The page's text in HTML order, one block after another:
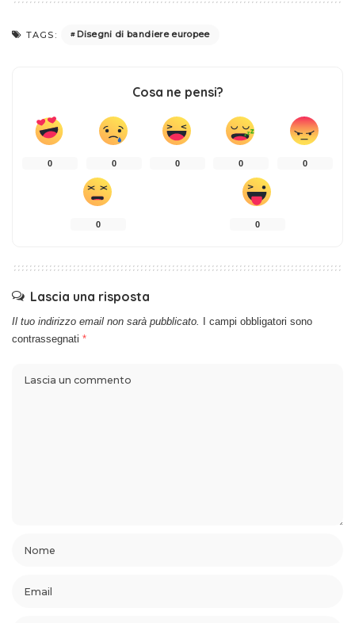
TAGS: Disegni di bandiere europee
Cosa ne pensi?
0 0 0 0 0
0 0
Lascia una risposta
Il tuo indirizzo email non sarà pubblicato. I campi obbligatori sono
contrassegnati *